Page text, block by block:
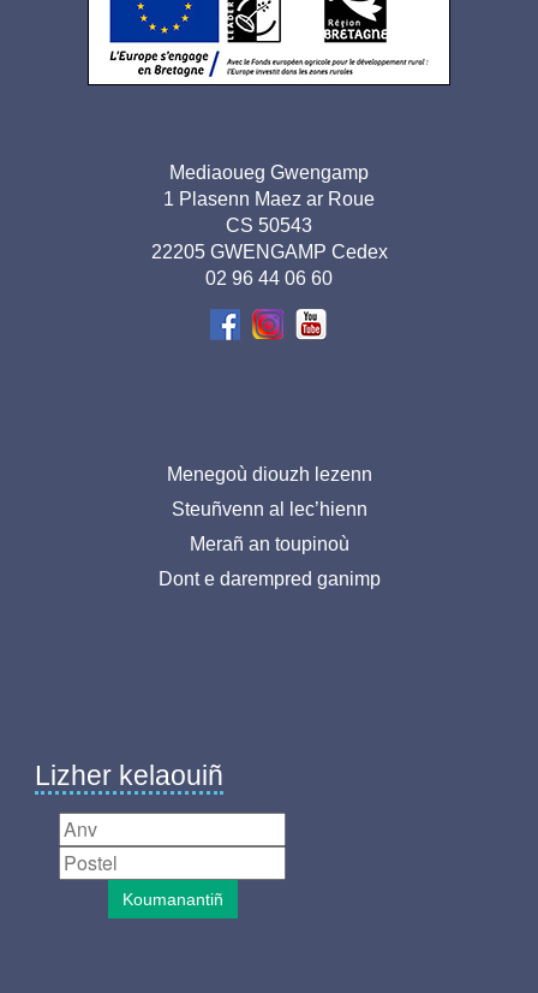
Mediaoueg Gwengamp
1 Plasenn Maez ar Roue
CS 50543
22205 GWENGAMP Cedex
02 96 44 06 60
Menegoù diouzh lezenn
Steuñvenn al lec’hienn
Merañ an toupinoù
Dont e darempred ganimp
Lizher kelaouiñ
Koumanantiñ